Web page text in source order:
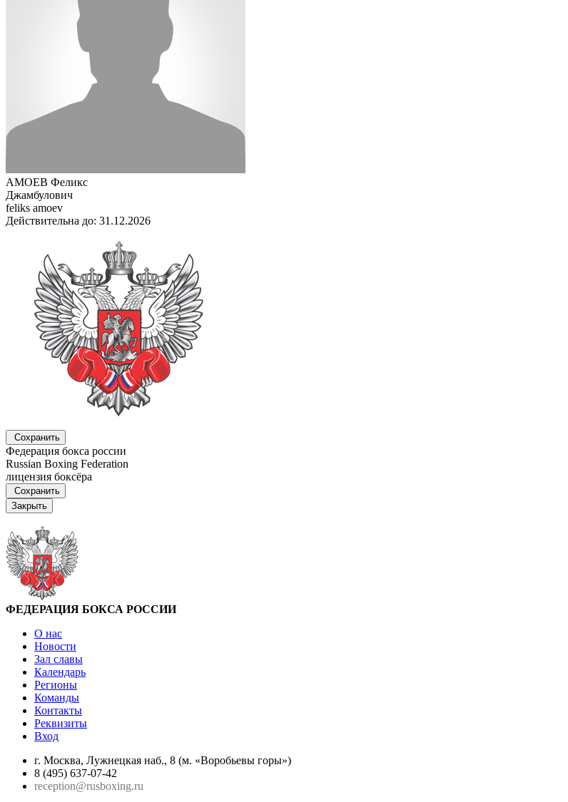
АМОЕВ Феликс
Джамбулович
feliks amoev
Действительна до: 31.12.2026
Сохранить
Федерация бокса россии
Russian Boxing Federation
лицензия боксёра
Сохранить
Закрыть
ФЕДЕРАЦИЯ БОКСА РОССИИ
О нас
Новости
Зал славы
Календарь
Регионы
Команды
Контакты
Реквизиты
Вход
г. Москва, Лужнецкая наб., 8 (м. «Воробьевы горы»)
8 (495) 637-07-42
reception@rusboxing.ru